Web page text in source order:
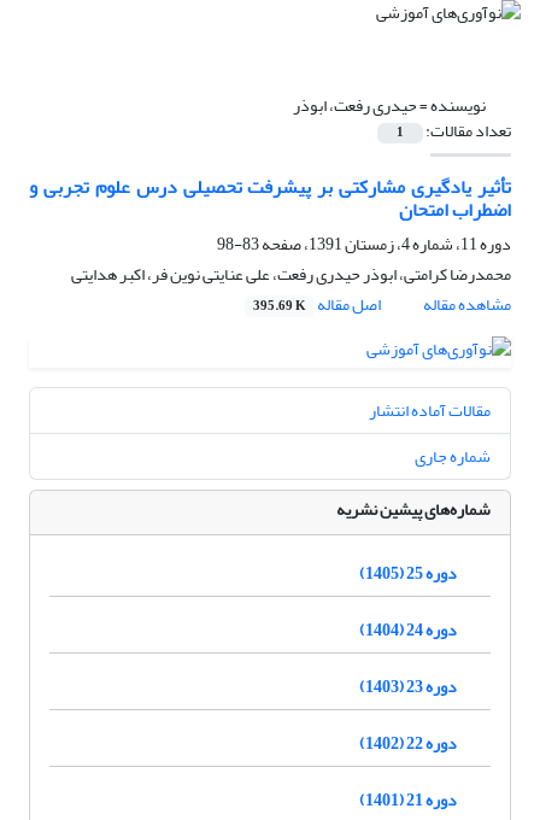
نویسنده =حیدری رفعت، ابوذر
تعداد مقالات: 1
تأثیر یادگیری مشارکتی بر پیشرفت تحصیلی درس علوم تجربی و
اضطراب امتحان
دوره 11، شماره 4، زمستان 1391، صفحه
83-98
محمدرضا کرامتی، ابوذر حیدری رفعت، علی عنایتی نوین فر، اکبر هدایتی
مشاهده مقاله
اصل مقاله 395.69 K
مقالات آماده انتشار
شماره جاری
شماره‌های پیشین نشریه
دوره 25 (1405)
دوره 24 (1404)
دوره 23 (1403)
دوره 22 (1402)
دوره 21 (1401)